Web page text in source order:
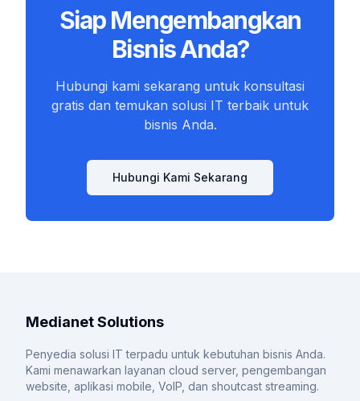
Siap Mengembangkan
Bisnis Anda?
Hubungi kami sekarang untuk konsultasi
gratis dan temukan solusi IT terbaik untuk
bisnis Anda.
Hubungi Kami Sekarang
Medianet Solutions
Penyedia solusi IT terpadu untuk kebutuhan bisnis Anda.
Kami menawarkan layanan cloud server, pengembangan
website, aplikasi mobile, VoIP, dan shoutcast streaming.